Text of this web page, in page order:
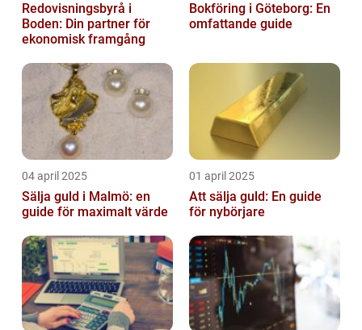
Redovisningsbyrå i
Boden: Din partner för
ekonomisk framgång
Bokföring i Göteborg: En
omfattande guide
04 april 2025
Sälja guld i Malmö: en
guide för maximalt värde
01 april 2025
Att sälja guld: En guide
för nybörjare